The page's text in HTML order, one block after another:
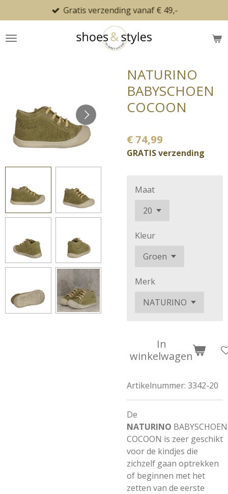
direct
naar
Gratis verzending vanaf € 49,-
NATURINO
BABYSCHOEN
COCOON
€ 74,99
GRATIS verzending
Maat
Kleur
Merk
In
winkelwagen
Artikelnummer: 3342-20
De
NATURINO BABYSCHOEN
COCOON is zeer geschikt
voor de kindjes die
zichzelf gaan optrekken
of beginnen met het
zetten van de eerste